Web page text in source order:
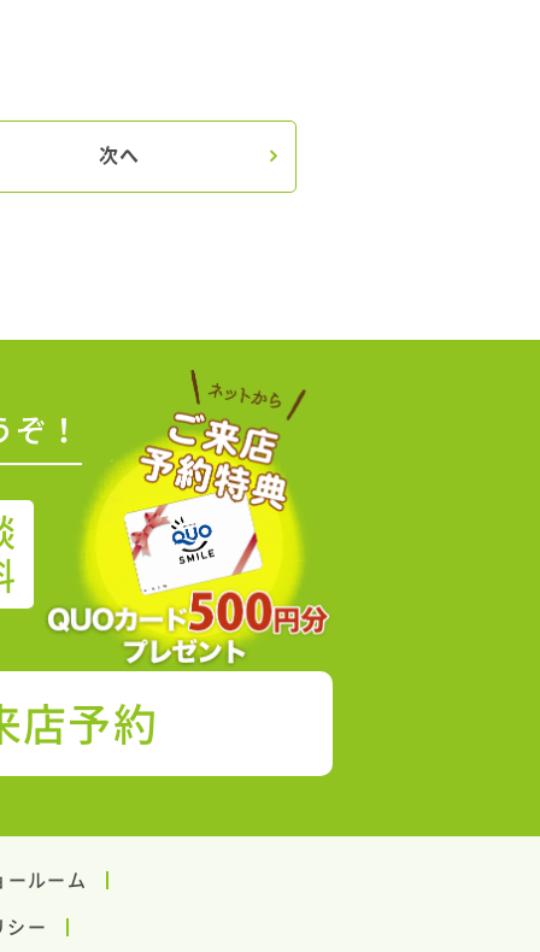
次へ
！
店予約
ールーム
シー